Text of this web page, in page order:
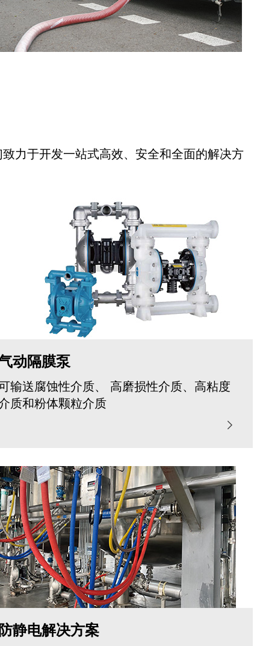
力于开发一站式高效、安全和全面的解决方
动隔膜泵
输送腐蚀性介质、 高磨损性介质、高粘度
质和粉体颗粒介质
防静电解决方案